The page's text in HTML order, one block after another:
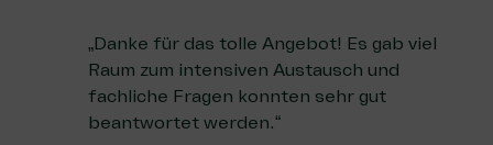
„Danke für das tolle Angebot! Es gab viel
Raum zum intensiven Austausch und
fachliche Fragen konnten sehr gut
beantwortet werden.“